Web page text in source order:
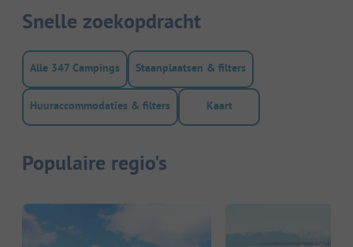
Snelle zoekopdracht
Alle 347 Campings Staanplaatsen & filters
Huuraccommodaties & filters Kaart
Populaire regio's